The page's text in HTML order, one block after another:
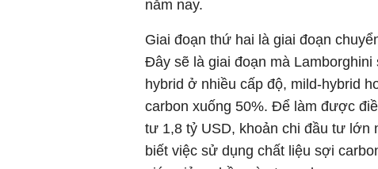
năm nay.
Giai đoạn thứ hai là giai đoạn
Đây sẽ là giai đoạn mà
hybrid ở nhiều cấp độ, mild-hybrid
carbon xuống 50%. Để làm được
tư 1,8 tỷ USD, khoản chi đầu tư lớn
biết việc sử dụng chất liệu sợi